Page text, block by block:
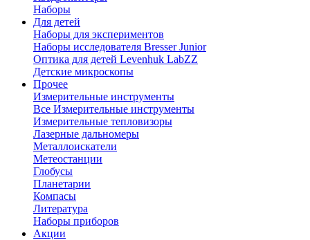
Наборы
Для детей
Наборы для экспериментов
Наборы исследователя Bresser Junior
Оптика для детей Levenhuk LabZZ
Детские микроскопы
Прочее
Измерительные инструменты
Все Измерительные инструменты
Измерительные тепловизоры
Лазерные дальномеры
Металлоискатели
Метеостанции
Глобусы
Планетарии
Компасы
Литература
Наборы приборов
Акции